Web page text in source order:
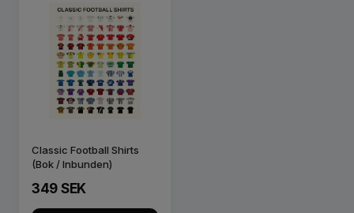
Classic Football Shirts
(Bok / Inbunden)
349 SEK